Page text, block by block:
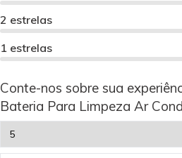
2 estrelas
1 estrelas
Conte-nos sobre sua
Bateria Para Limpeza Ar